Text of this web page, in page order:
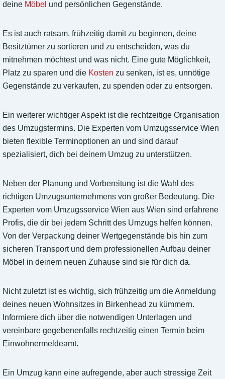
deine Möbel und persönlichen Gegenstände.
Es ist auch ratsam, frühzeitig damit zu beginnen, deine
Besitztümer zu sortieren und zu entscheiden, was du
mitnehmen möchtest und was nicht. Eine gute Möglichkeit,
Platz zu sparen und die Kosten zu senken, ist es, unnötige
Gegenstände zu verkaufen, zu spenden oder zu entsorgen.
Ein weiterer wichtiger Aspekt ist die rechtzeitige Organisation
des Umzugstermins. Die Experten vom Umzugsservice Wien
bieten flexible Terminoptionen an und sind darauf
spezialisiert, dich bei deinem Umzug zu unterstützen.
Neben der Planung und Vorbereitung ist die Wahl des
richtigen Umzugsunternehmens von großer Bedeutung. Die
Experten vom Umzugsservice Wien aus Wien sind erfahrene
Profis, die dir bei jedem Schritt des Umzugs helfen können.
Von der Verpackung deiner Wertgegenstände bis hin zum
sicheren Transport und dem professionellen Aufbau deiner
Möbel in deinem neuen Zuhause sind sie für dich da.
Nicht zuletzt ist es wichtig, sich frühzeitig um die Anmeldung
deines neuen Wohnsitzes in Birkenhead zu kümmern.
Informiere dich über die notwendigen Unterlagen und
vereinbare gegebenenfalls rechtzeitig einen Termin beim
Einwohnermeldeamt.
Ein Umzug kann eine aufregende, aber auch stressige Zeit